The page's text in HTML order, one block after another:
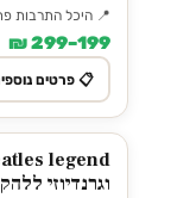
📍 היכל התרבות
199–299 ₪
📋 פרטים
וגרנדיוזי